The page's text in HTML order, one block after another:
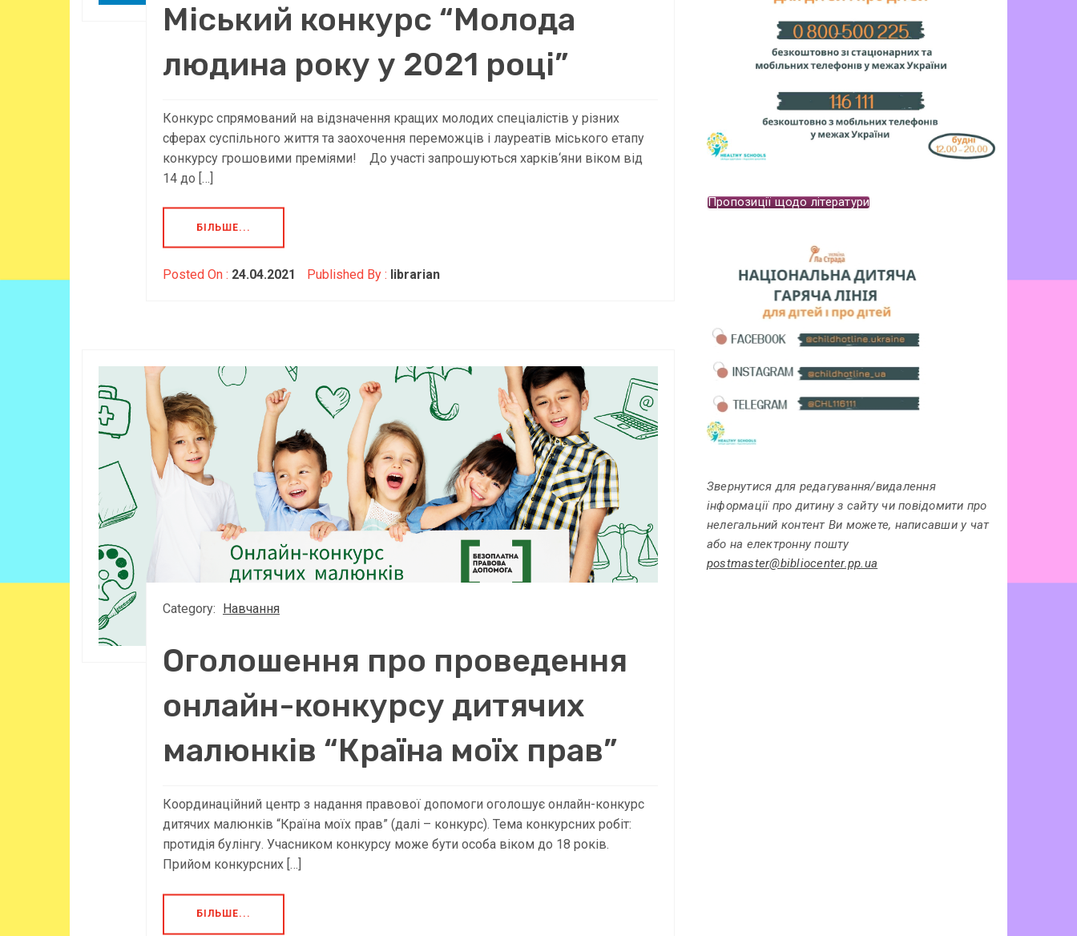
Міський конкурс “Молода
людина року у 2021 році”
Конкурс спрямований на відзначення кращих молодих спеціалістів у різних
сферах суспільного життя та заохочення переможців і лауреатів міського етапу
конкурсу грошовими преміями!⠀ До участі запрошуються харків‘яни віком від
14 до […]
БІЛЬШЕ...
Posted On : 24.04.2021 Published By : librarian
Category: Навчання
Оголошення про проведення
онлайн-конкурсу дитячих
малюнків “Країна моїх прав”
Координаційний центр з надання правової допомоги оголошує онлайн-конкурс
дитячих малюнків “Країна моїх прав” (далі – конкурс). Тема конкурсних робіт:
протидія булінгу. Учасником конкурсу може бути особа віком до 18 років.
Прийом конкурсних […]
БІЛЬШЕ...
Пропозиції щодо літератури
Звернутися для редагування/видалення
інформації про дитину з сайту чи повідомити про
нелегальний контент Ви можете, написавши у чат
або на електронну пошту
postmaster@bibliocenter.pp.ua